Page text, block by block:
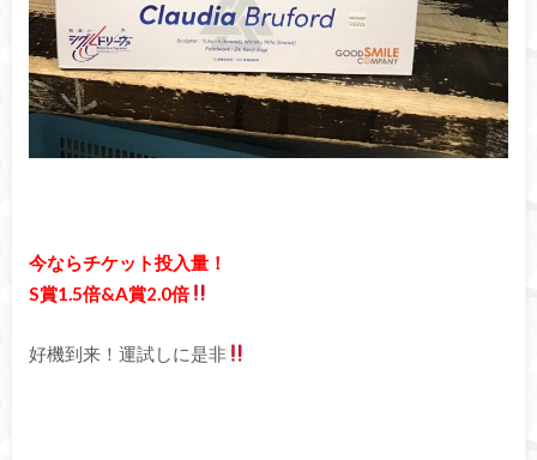
今ならチケット投入量！
S賞1.5倍&A賞2.0倍
好機到来！運試しに是非